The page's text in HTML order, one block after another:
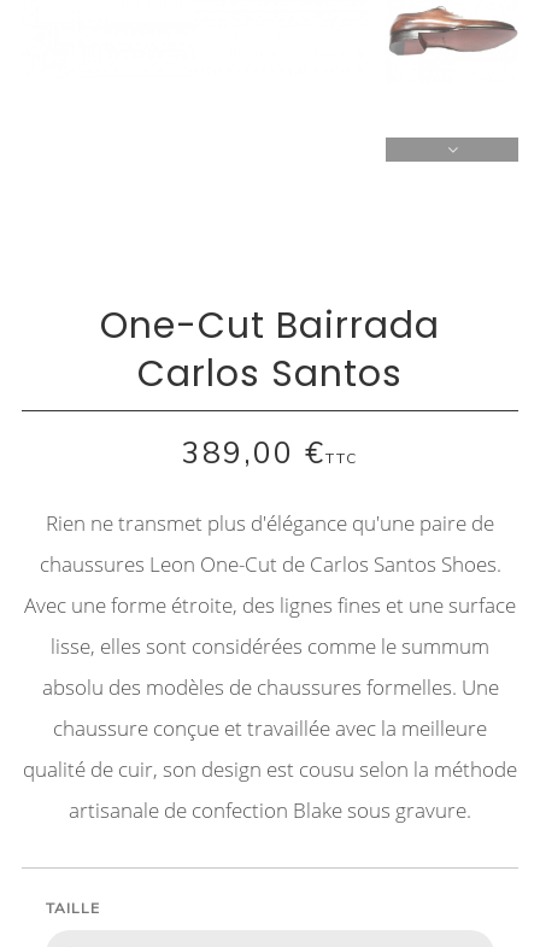
One-Cut Bairrada
Carlos Santos
389,00 €TTC
Rien ne transmet plus d'élégance qu'une paire de
chaussures Leon One-Cut de Carlos Santos Shoes.
Avec une forme étroite, des lignes fines et une surface
lisse, elles sont considérées comme le summum
absolu des modèles de chaussures formelles. Une
chaussure conçue et travaillée avec la meilleure
qualité de cuir, son design est cousu selon la méthode
artisanale de confection Blake sous gravure.
TAILLE